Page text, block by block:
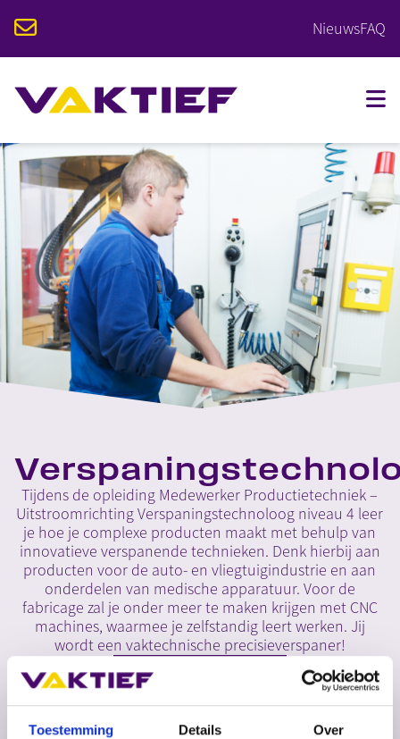
Toestemming Details Over
NieuwsFAQ
VOOR STUDENTEN
VOOR BEDRIJVEN
OPLEIDINGEN
KALENDER
OVER VAKTIEF
CONTACT
Home>Opleidingen>Verspaningstechnoloog
Tijdens de opleiding Medewerker Productietechniek –
Uitstroomrichting Verspaningstechnoloog niveau 4 leer
je hoe je complexe producten maakt met behulp van
innovatieve verspanende technieken. Denk hierbij aan
producten voor de auto- en vliegtuigindustrie en aan
onderdelen van medische apparatuur. Voor de
fabricage zal je onder meer te maken krijgen met CNC
machines, waarmee je zelfstandig leert werken. Jij
wordt een vaktechnische precisieverspaner!
MELD JE AAN!